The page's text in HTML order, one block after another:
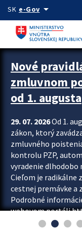
Preskocit na hlavný
SK e-Govarrow_drop_down
Zastavit automatický
Nové
zmluvnom
od 1. augusta
29. 07. 2026Od 1.
zákon, ktorý
zmluvného
kontrolu PZP,
vyradenie dlhodobo
Cieľom je radikálne
cestnej premávke a
Podrobné
webovom portáli
ktorom od augusta